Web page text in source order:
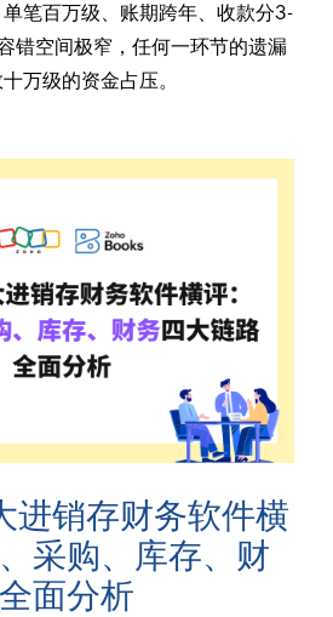
笔百万级、账期跨年、收款分3-
错空间极窄，任何一环节的遗漏
万级的资金占压。
销存财务软件横
采购、库存、财
面分析